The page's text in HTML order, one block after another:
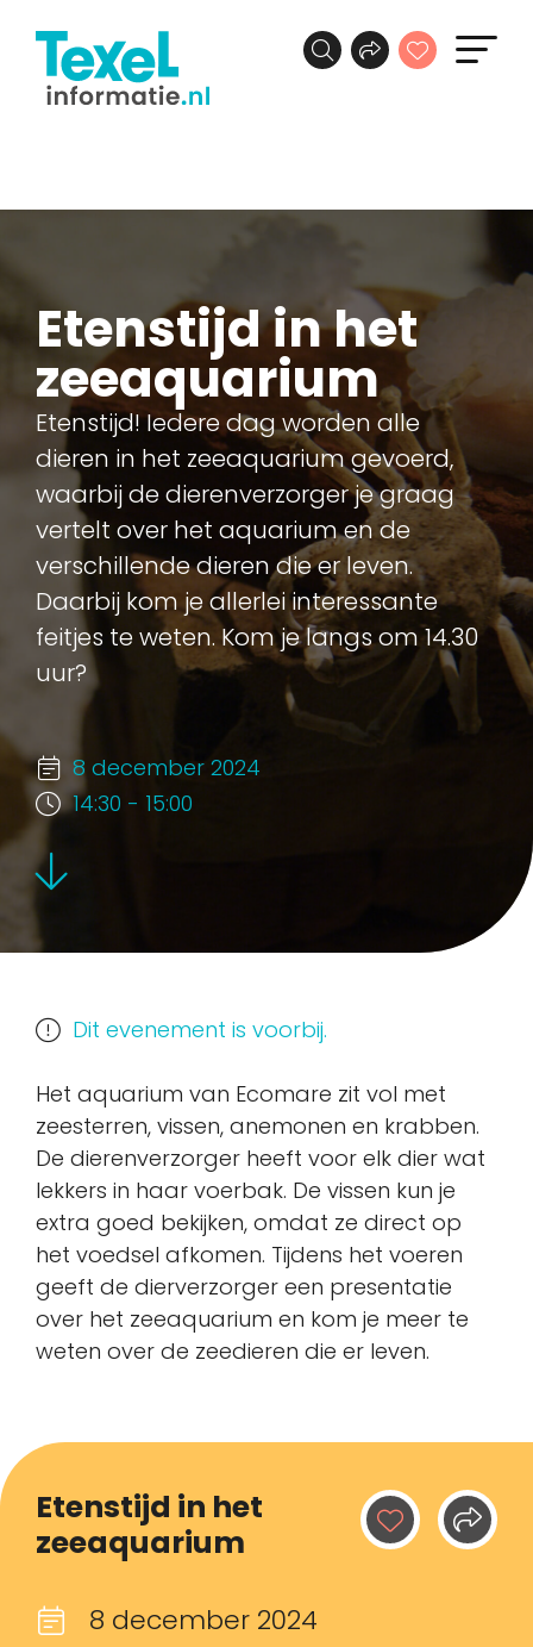
Etenstijd in het
zeeaquarium
Etenstijd! Iedere dag worden alle
dieren in het zeeaquarium gevoerd,
waarbij de dierenverzorger je graag
vertelt over het aquarium en de
verschillende dieren die er leven.
Daarbij kom je allerlei interessante
feitjes te weten. Kom je langs om 14.30
uur?
8 december 2024
14:30 - 15:00
Dit evenement is voorbij.
Etenstijd in het
zeeaquarium
8 december 2024
Het aquarium van Ecomare zit vol met
zeesterren, vissen, anemonen en krabben.
De dierenverzorger heeft voor elk dier wat
lekkers in haar voerbak. De vissen kun je
extra goed bekijken, omdat ze direct op
het voedsel afkomen. Tijdens het voeren
geeft de dierverzorger een presentatie
over het zeeaquarium en kom je meer te
weten over de zeedieren die er leven.